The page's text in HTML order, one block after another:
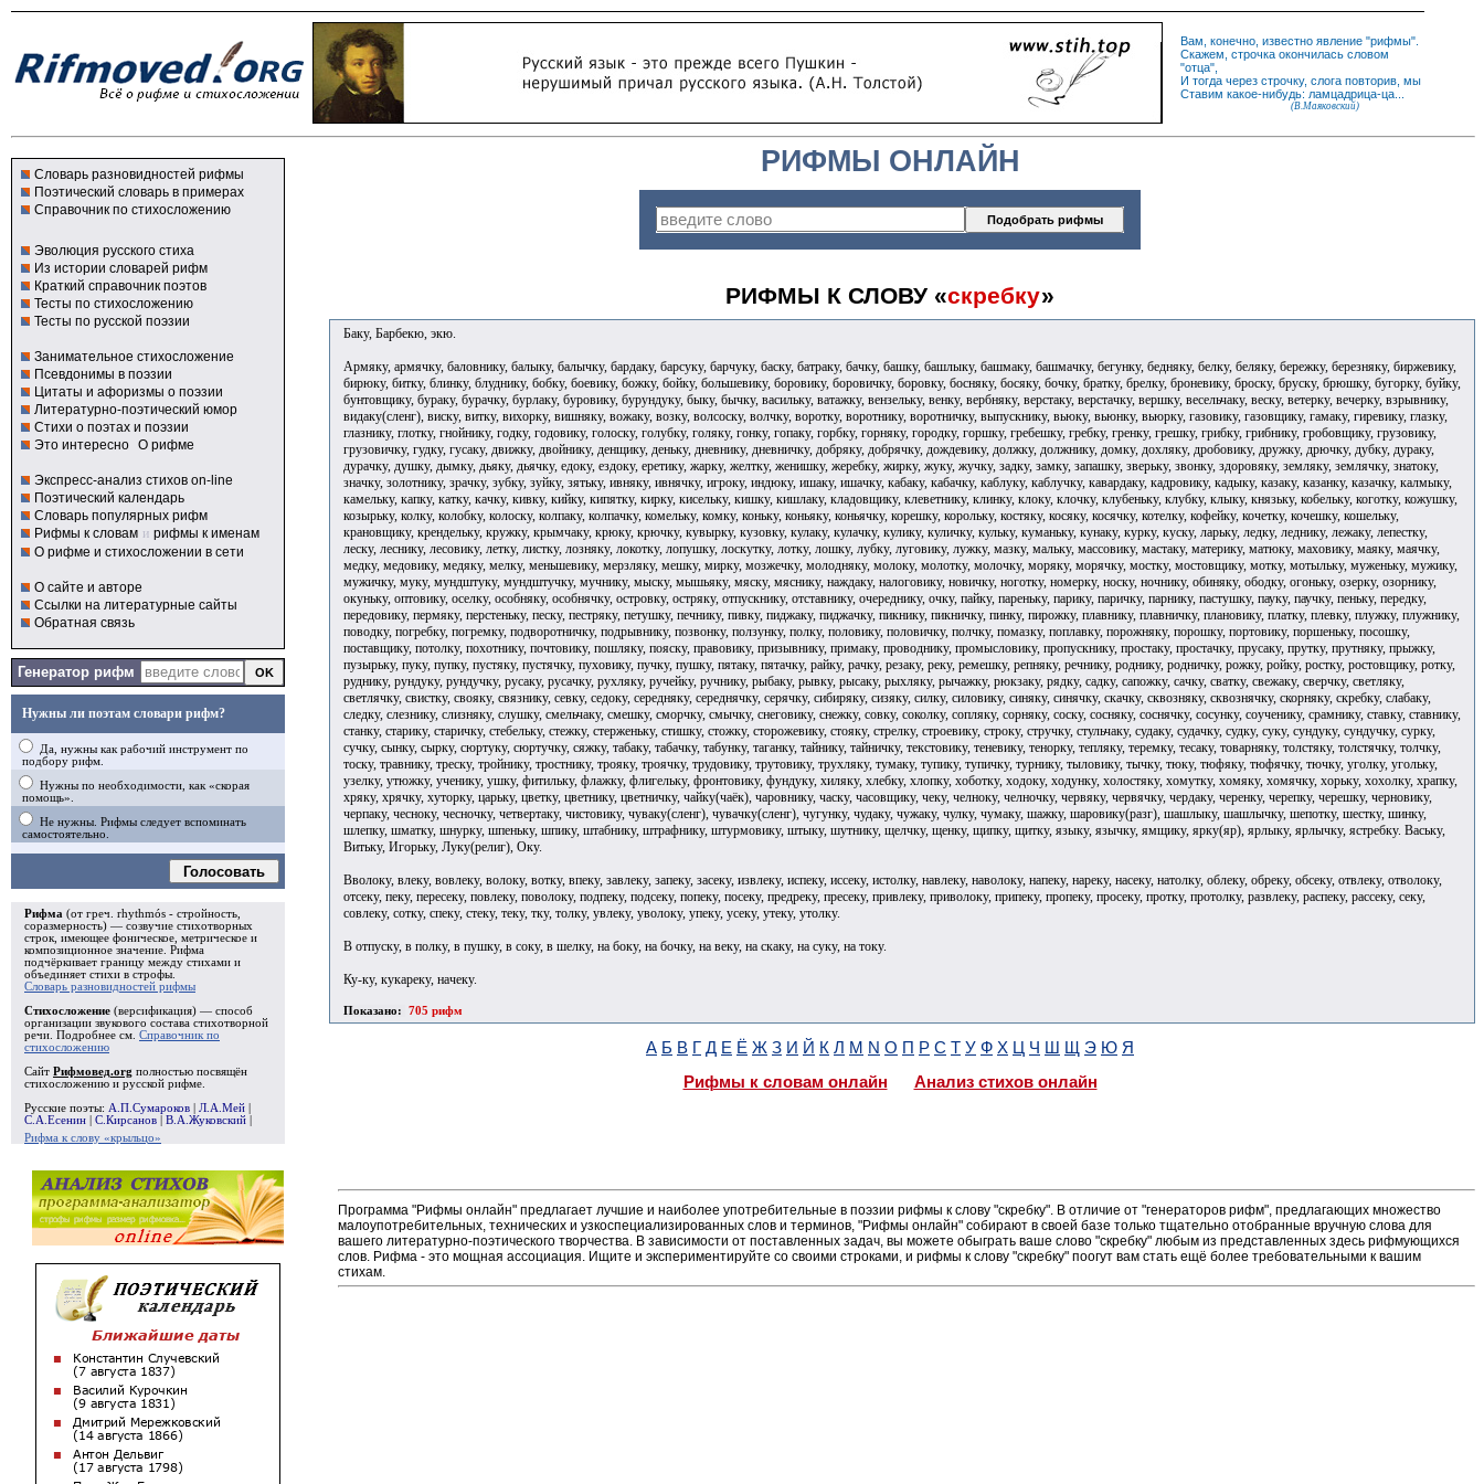
Вам, конечно, известно явление "рифмы".
Скажем, строчка окончилась словом
"отца",
И тогда через строчку, слога повторив, мы
Ставим какое-нибудь: ламцадрица-ца...
(В.Маяковский)
Словарь разновидностей рифмы
Поэтический словарь в примерах
Справочник по стихосложению
Эволюция русского стиха
Из истории словарей рифм
Краткий справочник поэтов
Тесты по стихосложению
Тесты по русской поэзии
Занимательное стихосложение
Псевдонимы в поэзии
Цитаты и афоризмы о поэзии
Литературно-поэтический юмор
Стихи о поэтах и поэзии
Это интересно О рифме
Экспресс-анализ стихов on-line
Поэтический календарь
Словарь популярных рифм
Рифмы к словам и рифмы к именам
О рифме и стихосложении в сети
О сайте и авторе
Ссылки на литературные сайты
Обратная связь
Генератор рифм
Нужны ли поэтам словари рифм?
Да, нужны как рабочий инструмент по
подбору рифм.
Нужны по необходимости, как «скорая
помощь».
Не нужны. Рифмы следует вспоминать
самостоятельно.
Голосовать
Рифма (от греч. rhythmós - стройность,
соразмерность) — созвучие стихотворных
строк, имеющее фоническое, метрическое и
композиционное значение. Рифма
подчёркивает границу между стихами и
объединяет стихи в строфы
Словарь разновидностей рифмы
Стихосложение (версификация) — способ
организации звукового состава стихотворной
речи. Подробнее см. Справочник по
стихосложению
Сайт Рифмовед.org полностью посвящён
стихосложению и русской рифме.
Русские поэты: А.П.Сумароков Л.А.Мей
С.А.Есенин
С.Кирсанов В.А.Жуковский
Рифма к слову «крыльцо»
РИФМЫ ОНЛАЙН
РИФМЫ К СЛОВУ «скребку»
Баку, Барбекю, экю.
Армяку, армячку, баловнику, балыку, балычку, бардаку, барсуку, барчуку, баску, батраку, бачку, башку, башлыку, башмаку, башмачку, бегунку, бедняку, белку, беляку, бережку, березняку, биржевику,
бирюку, битку, блинку, блуднику, бобку, боевику, божку, бойку, большевику, боровику, боровичку, боровку, босняку, босяку, бочку, братку, брелку, броневику, броску, бруску, брюшку, бугорку, буйку,
бунтовщику, бураку, бурачку, бурлаку, буровику, бурундуку, быку, бычку, васильку, ватажку, вензельку, венку, вербняку, верстаку, верстачку, вершку, весельчаку, веску, ветерку, вечерку, взрывнику,
видаку(сленг), виску, витку, вихорку, вишняку, вожаку, возку, волсоску, волчку, воротку, воротнику, воротничку, выпускнику, вьюку, вьюнку, вьюрку, газовику, газовщику, гамаку, гиревику, глазку,
глазнику, глотку, гнойнику, годку, годовику, голоску, голубку, голяку, гонку, гопаку, горбку, горняку, городку, горшку, гребешку, гребку, гренку, грешку, грибку, грибнику, гробовщику, грузовику,
грузовичку, гудку, гусаку, движку, двойнику, денщику, деньку, дневнику, дневничку, добряку, добрячку, дождевику, должку, должнику, домку, дохляку, дробовику, дружку, дрючку, дубку, дураку,
дурачку, душку, дымку, дьяку, дьячку, едоку, ездоку, еретику, жарку, желтку, женишку, жеребку, жирку, жуку, жучку, задку, замку, запашку, зверьку, звонку, здоровяку, земляку, землячку, знатоку,
значку, золотнику, зрачку, зубку, зуйку, зятьку, ивняку, ивнячку, игроку, индюку, ишаку, ишачку, кабаку, кабачку, каблуку, каблучку, кавардаку, кадровику, кадыку, казаку, казанку, казачку, калмыку,
камельку, капку, катку, качку, кивку, кийку, кипятку, кирку, кисельку, кишку, кишлаку, кладовщику, клеветнику, клинку, клоку, клочку, клубеньку, клубку, клыку, князьку, кобельку, коготку, кожушку,
козырьку, колку, колобку, колоску, колпаку, колпачку, комельку, комку, коньку, коньяку, коньячку, корешку, корольку, костяку, косяку, косячку, котелку, кофейку, кочетку, кочешку, кошельку,
крановщику, крендельку, кружку, крымчаку, крюку, крючку, кувырку, кузовку, кулаку, кулачку, кулику, куличку, кульку, куманьку, кунаку, курку, куску, ларьку, ледку, леднику, лежаку, лепестку,
леску, леснику, лесовику, летку, листку, лозняку, локотку, лопушку, лоскутку, лотку, лошку, лубку, луговику, лужку, мазку, мальку, массовику, мастаку, материку, матюку, маховику, маяку, маячку,
медку, медовику, медяку, мелку, меньшевику, мерзляку, мешку, мирку, мозжечку, молодняку, молоку, молотку, молочку, моряку, морячку, мостку, мостовщику, мотку, мотыльку, муженьку, мужику,
мужичку, муку, мундштуку, мундштучку, мучнику, мыску, мышьяку, мяску, мяснику, наждаку, налоговику, новичку, ноготку, номерку, носку, ночнику, обиняку, ободку, огоньку, озерку, озорнику,
окуньку, оптовику, оселку, особняку, особнячку, островку, остряку, отпускнику, отставнику, очереднику, очку, пайку, пареньку, парику, паричку, парнику, пастушку, пауку, паучку, пеньку, передку,
передовику, пермяку, перстеньку, песку, пестряку, петушку, печнику, пивку, пиджаку, пиджачку, пикнику, пикничку, пинку, пирожку, плавнику, плавничку, плановику, платку, плевку, плужку, плужнику,
поводку, погребку, погремку, подворотничку, подрывнику, позвонку, ползунку, полку, половику, половичку, полчку, помазку, поплавку, порожняку, порошку, портовику, поршеньку, посошку,
поставщику, потолку, похотнику, почтовику, пошляку, пояску, правовику, призывнику, примаку, проводнику, промысловику, пропускнику, простаку, простачку, прусаку, прутку, прутняку, прыжку,
пузырьку, пуку, пупку, пустяку, пустячку, пуховику, пучку, пушку, пятаку, пятачку, райку, рачку, резаку, реку, ремешку, репняку, речнику, роднику, родничку, рожку, ройку, ростку, ростовщику, ротку,
руднику, рундуку, рундучку, русаку, русачку, рухляку, ручейку, ручнику, рыбаку, рывку, рысаку, рыхляку, рычажку, рюкзаку, рядку, садку, сапожку, сачку, сватку, свежаку, сверчку, светляку,
светлячку, свистку, свояку, связнику, севку, седоку, середняку, середнячку, серячку, сибиряку, сизяку, силку, силовику, синяку, синячку, скачку, сквозняку, сквознячку, скорняку, скребку, слабаку,
следку, слезнику, слизняку, слушку, смельчаку, смешку, сморчку, смычку, снеговику, снежку, совку, соколку, сопляку, сорняку, соску, сосняку, соснячку, сосунку, соученику, срамнику, ставку, ставнику,
станку, старику, старичку, стебельку, стежку, стерженьку, стишку, стожку, сторожевику, стояку, стрелку, строевику, строку, стручку, стульчаку, судаку, судачку, судку, суку, сундуку, сундучку, сурку,
сучку, сынку, сырку, сюртуку, сюртучку, сяжку, табаку, табачку, табунку, таганку, тайнику, тайничку, текстовику, теневику, тенорку, тепляку, теремку, тесаку, товарняку, толстяку, толстячку, толчку,
тоску, травнику, треску, тройнику, тростнику, трояку, троячку, трудовику, трутовику, трухляку, тумаку, тупику, тупичку, турнику, тыловику, тычку, тюку, тюфяку, тюфячку, тючку, уголку, угольку,
узелку, утюжку, ученику, ушку, фитильку, флажку, флигельку, фронтовику, фундуку, хиляку, хлебку, хлопку, хоботку, ходоку, ходунку, холостяку, хомутку, хомяку, хомячку, хорьку, хохолку, храпку,
хряку, хрячку, хуторку, царьку, цветку, цветнику, цветничку, чайку(чаёк), чаровнику, часку, часовщику, чеку, челноку, челночку, червяку, червячку, чердаку, черенку, черепку, черешку, черновику,
черпаку, чесноку, чесночку, четвертаку, чистовику, чуваку(сленг), чувачку(сленг), чугунку, чудаку, чужаку, чулку, чумаку, шажку, шаровику(разг), шашлыку, шашлычку, шепотку, шестку, шинку,
шлепку, шматку, шнурку, шпеньку, шпику, штабнику, штрафнику, штурмовику, штыку, шутнику, щелчку, щенку, щипку, щитку, языку, язычку, ямщику, ярку(яр), ярлыку, ярлычку, ястребку. Ваську,
Витьку, Игорьку, Луку(религ), Оку.
Вволоку, влеку, вовлеку, волоку, вотку, впеку, завлеку, запеку, засеку, извлеку, испеку, иссеку, истолку, навлеку, наволоку, напеку, нареку, насеку, натолку, облеку, обреку, обсеку, отвлеку, отволоку,
отсеку, пеку, пересеку, повлеку, поволоку, подпеку, подсеку, попеку, посеку, предреку, пресеку, привлеку, приволоку, припеку, пропеку, просеку, протку, протолку, развлеку, распеку, рассеку, секу,
совлеку, сотку, спеку, стеку, теку, тку, толку, увлеку, уволоку, упеку, усеку, утеку, утолку.
В отпуску, в полку, в пушку, в соку, в шелку, на боку, на бочку, на веку, на скаку, на суку, на току.
Ку-ку, кукареку, начеку.
Показано: 705 рифм
А Б В Г Д Е Ё Ж З И Й К Л М N О П Р С Т У Ф Х Ц Ч Ш Щ Э Ю Я
Рифмы к словам онлайн
Анализ стихов онлайн
Программа "Рифмы онлайн" предлагает лучшие и наиболее употребительные в поэзии рифмы к слову "скребку". В отличие от "генераторов рифм", предлагающих множество
малоупотребительных, технических и узкоспециализированных слов и терминов, "Рифмы онлайн" собирают в своей базе только тщательно отобранные вручную слова для
вашего литературно-поэтического творчества. В зависимости от поставленных задач, вы можете обыграть ваше слово "скребку" любым из представленных здесь рифмующихся
слов. Рифма - это мощная ассоциация. Ищите и экспериментируйте со своими строками, и рифмы к слову "скребку" поогут вам стать ещё более требовательными к вашим
стихам.